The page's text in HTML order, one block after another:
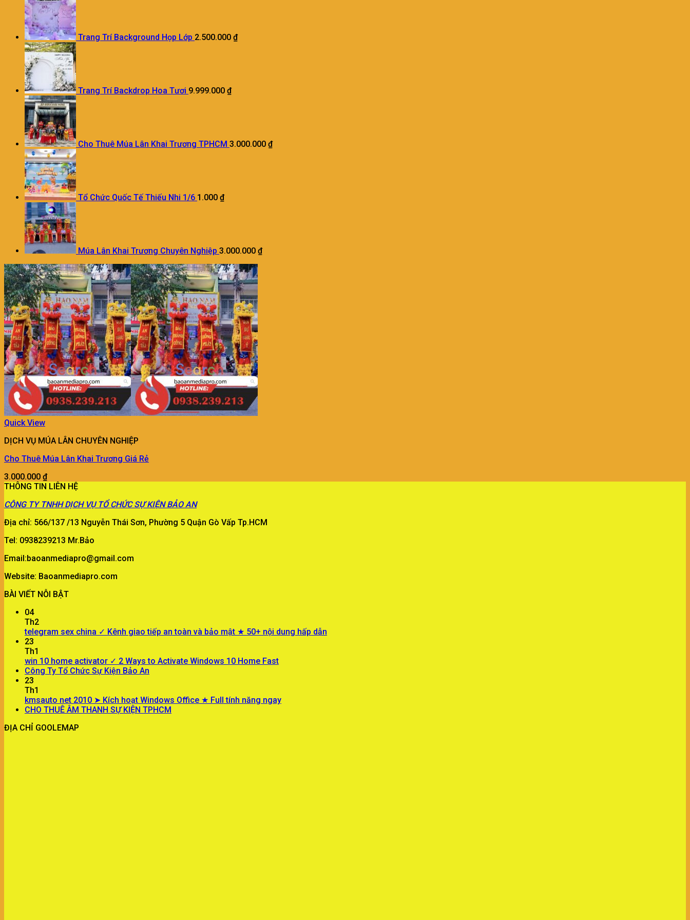
Trang Trí Background Họp Lớp 2.500.000 ₫
Trang Trí Backdrop Hoa Tươi 9.999.000 ₫
Cho Thuê Múa Lân Khai Trương TPHCM 3.000.000 ₫
Tổ Chức Quốc Tế Thiếu Nhi 1/6 1.000 ₫
Múa Lân Khai Trương Chuyên Nghiệp 3.000.000 ₫
Quick View
DỊCH VỤ MÚA LÂN CHUYÊN NGHIỆP
Cho Thuê Múa Lân Khai Trương Giá Rẻ
3.000.000 ₫
THÔNG TIN LIÊN HỆ
CÔNG TY TNHH DỊCH VỤ TỔ CHỨC SỰ KIỆN BẢO AN
Địa chỉ: 566/137 /13 Nguyễn Thái Sơn, Phường 5 Quận Gò Vấp Tp.HCM
Tel: 0938239213 Mr.Bảo
Email:baoanmediapro@gmail.com
Website: Baoanmediapro.com
BÀI VIẾT NỖI BẬT
04
Th2
telegram sex china ✓ Kênh giao tiếp an toàn và bảo mật ★ 50+ nội dung hấp dẫn
23
Th1
win 10 home activator ✓ 2 Ways to Activate Windows 10 Home Fast
Công Ty Tổ Chức Sự Kiện Bảo An
23
Th1
kmsauto net 2010 ➤ Kích hoạt Windows Office ★ Full tính năng ngay
CHO THUÊ ÂM THANH SỰ KIỆN TPHCM
ĐỊA CHỈ GOOLEMAP